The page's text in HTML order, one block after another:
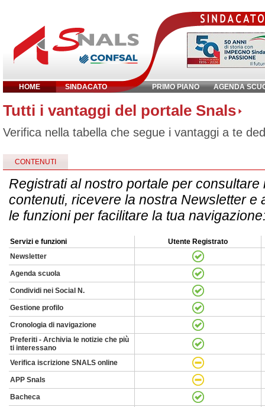
HOME SINDACATO PRIMO PIANO AGENDA
Inserisci parola chiave:
Tutti i vantaggi del portale Snals
Verifica nella tabella che segue i vantaggi a te
CONTENUTI
Registrati al nostro portale per consultare
contenuti, ricevere la nostra Newsletter e
le funzioni per facilitare la tua
Servizi e funzioni
Utente Registrato
Newsletter
Agenda scuola
Condividi nei Social N.
Gestione profilo
Cronologia di navigazione
Preferiti - Archivia le notizie che più
ti interessano
Verifica iscrizione SNALS online
APP Snals
Bacheca